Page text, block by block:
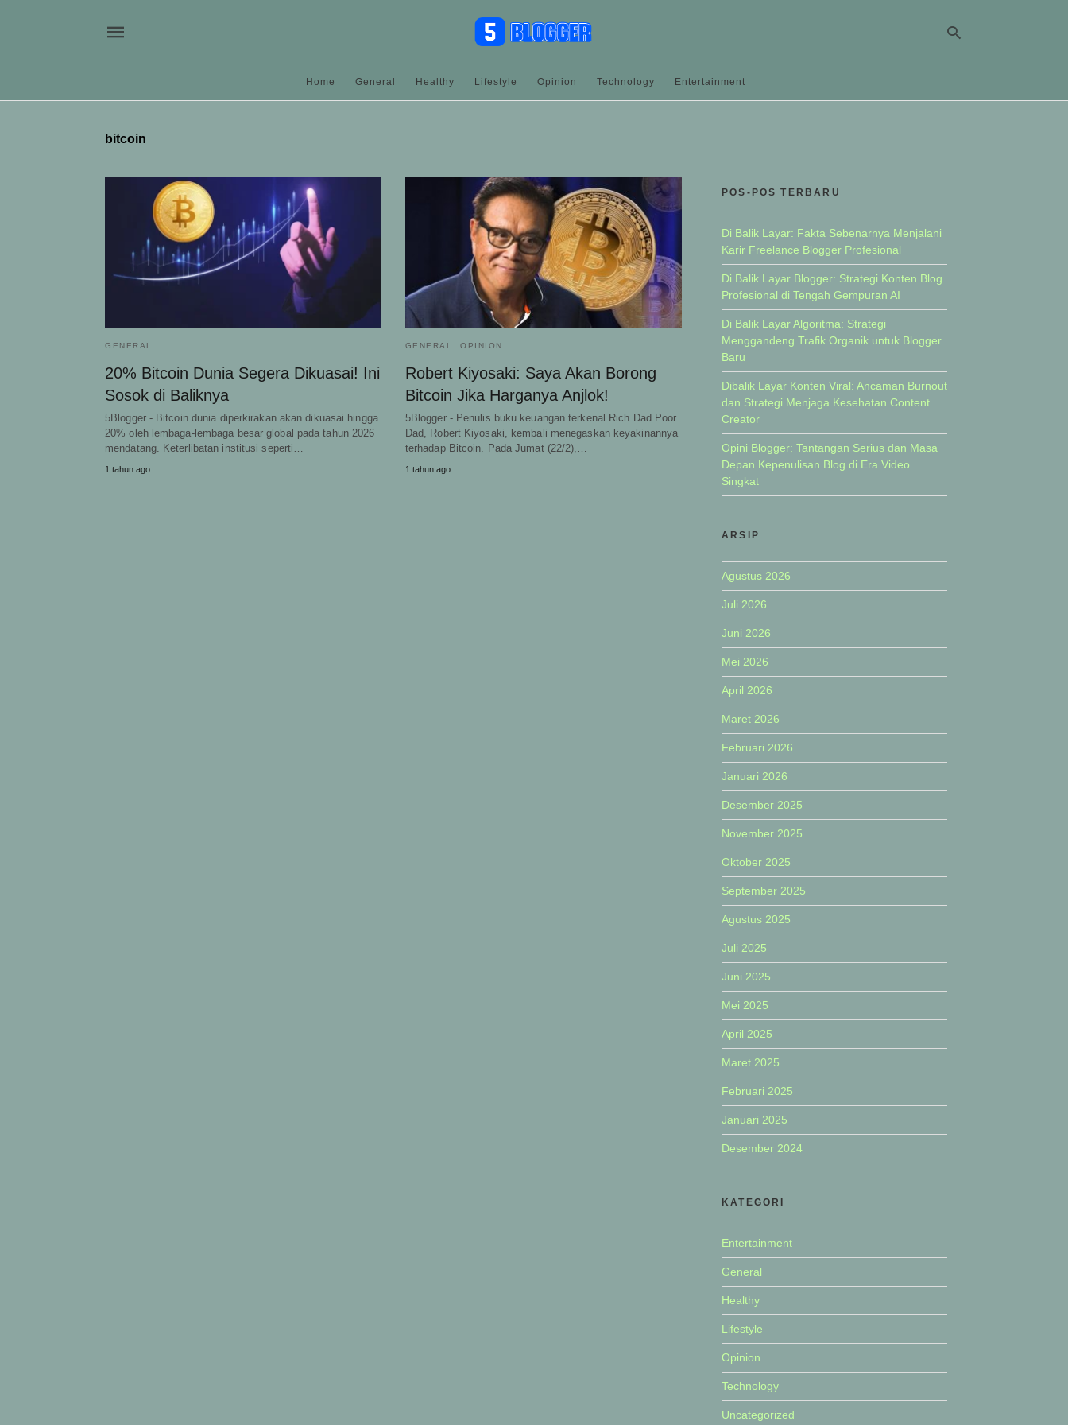
Home General Healthy Lifestyle Opinion Technology Entertainment
bitcoin
GENERAL
20% Bitcoin Dunia Segera Dikuasai! Ini
Sosok di Baliknya
5Blogger - Bitcoin dunia diperkirakan akan dikuasai hingga
20% oleh lembaga-lembaga besar global pada tahun 2026
mendatang. Keterlibatan institusi seperti…
1 tahun ago
GENERAL OPINION
Robert Kiyosaki: Saya Akan Borong
Bitcoin Jika Harganya Anjlok!
5Blogger - Penulis buku keuangan terkenal Rich Dad Poor
Dad, Robert Kiyosaki, kembali menegaskan keyakinannya
terhadap Bitcoin. Pada Jumat (22/2),…
1 tahun ago
POS-POS TERBARU
Di Balik Layar: Fakta Sebenarnya Menjalani
Karir Freelance Blogger Profesional
Di Balik Layar Blogger: Strategi Konten Blog
Profesional di Tengah Gempuran AI
Di Balik Layar Algoritma: Strategi
Menggandeng Trafik Organik untuk Blogger
Baru
Dibalik Layar Konten Viral: Ancaman Burnout
dan Strategi Menjaga Kesehatan Content
Creator
Opini Blogger: Tantangan Serius dan Masa
Depan Kepenulisan Blog di Era Video
Singkat
ARSIP
Agustus 2026
Juli 2026
Juni 2026
Mei 2026
April 2026
Maret 2026
Februari 2026
Januari 2026
Desember 2025
November 2025
Oktober 2025
September 2025
Agustus 2025
Juli 2025
Juni 2025
Mei 2025
April 2025
Maret 2025
Februari 2025
Januari 2025
Desember 2024
KATEGORI
Entertainment
General
Healthy
Lifestyle
Opinion
Technology
Uncategorized